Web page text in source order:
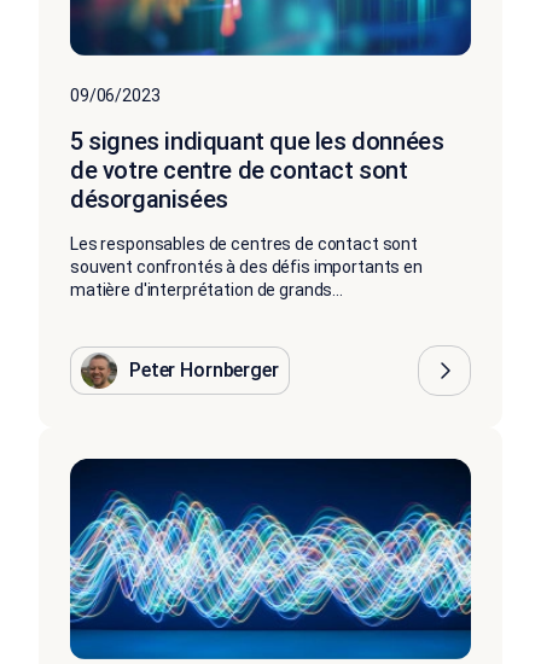
09/06/2023
5 signes indiquant que les données
de votre centre de contact sont
désorganisées
Les responsables de centres de contact sont
souvent confrontés à des défis importants en
matière d'interprétation de grands...
Peter Hornberger